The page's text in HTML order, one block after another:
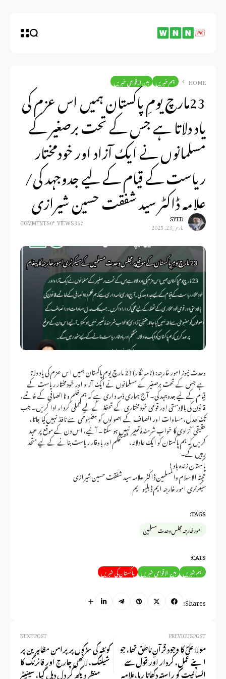
HOME اہم خبریں بین الاقوامی خبریں
23مارچ یومِ پاکستان ہمیں اس عزم کی
یاد دلاتا ہے جس کے تحت برصغیر کے
مسلمانوں نے ایک آزاد اور خودمختار
ریاست کے قیام کے لیے جدوجہد کی/
علامہ ڈاکٹر سید شفقت حسین شیرازی
SYED
مارس 23, 2025 357 VIEWS
0 COMMENTS
وحدت نیوز امور خارجہ: (نامہ نگار) 23 مارچ یومِ پاکستان ہمیں اس عزم کی یاد دلاتا
ہے جس کے تحت برصغیر کے مسلمانوں نے ایک آزاد اور خودمختار ریاست کے
قیام کے لیے جدوجہد کی۔ آج ہماری ذمہ داری ہے کہ ہم ظلم و ناانصافی کے خاتمے،
قانون کی بالادستی اور قومی خودمختاری کے تحفظ کے لیے عملی کردار ادا کریں۔ جب
تک عدل، مساوات اور انصاف کے اصولوں کو مضبوطی سے نافذ نہیں کیا جاتا،
حقیقی آزادی کا خواب شرمندۂ تعبیر نہیں ہو سکتا۔ آئیے، اس دن کے موقع پر عہد
کریں کہ ہم پاکستان کو ایک عادلانہ، مستحکم اور باوقار ریاست بنانے کے لیے متحد
رہیں گے۔
پاکستان زندہ باد!
حجتہ الاسلام والمسلمین ڈاکٹر علامہ سید شفقت حسین شیرازی
سیکرٹری امور خارجہ ایم ڈبلیو ایم
TAGS:
امور خارجہ مجلس وحدت مسلمین
CATS:
اہم خبریں بین الاقوامی خبریں پاکستان کی خبریں
Shares:
PREVIOUS POST
‏مولا علیؑ کا وجود قرآنِ ناطق تھا، جو
اپنے عمل، کردار اور قول سے
انسانیت کو راستہ دکھاتا رہا،علامہ
NEXT POST
کوئٹہ کی سڑکوں پر پرامن مظاہرین پر
شیلنگ، لاٹھی چارج اور فائرنگ کا
منظر دیکھ کر دل دہل گیا، سینیٹر